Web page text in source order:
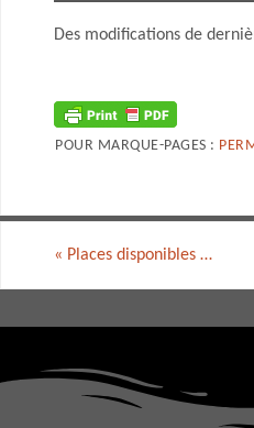
Des modifications de
POUR MARQUE-PAGES :
« Places disponibles …